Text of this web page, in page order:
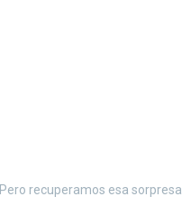
. Pero recuperamos esa sorpresa.